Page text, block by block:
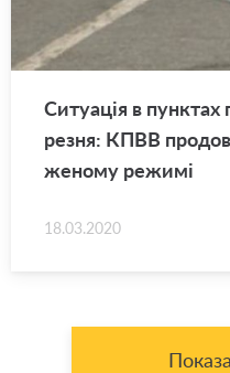
Си­ту­а­ція в
ре­зня: КПВВ
же­но­му ре­жи­мі
18.03.2020